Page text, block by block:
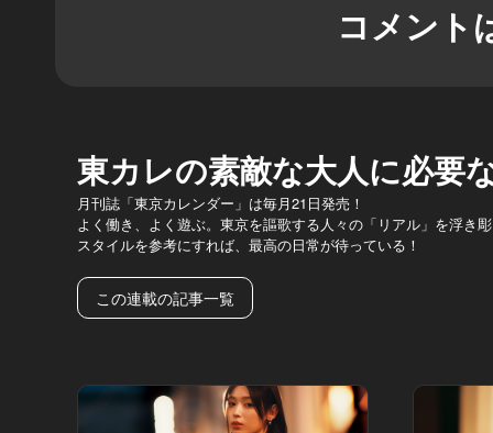
コメント
東カレの素敵な大人に必要
月刊誌「東京カレンダー」は毎月21日発売！
よく働き、よく遊ぶ。東京を謳歌する人々の「リアル」を浮き
スタイルを参考にすれば、最高の日常が待っている！
この連載の記事一覧